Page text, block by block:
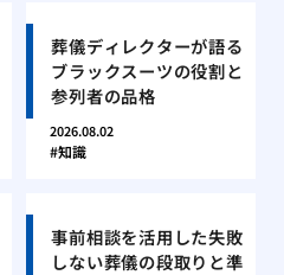
葬儀ディレクターが語る
ブラックスーツの役割と
参列者の品格
2026.08.02
知識
事前相談を活用した失敗
しない葬儀の段取りと準